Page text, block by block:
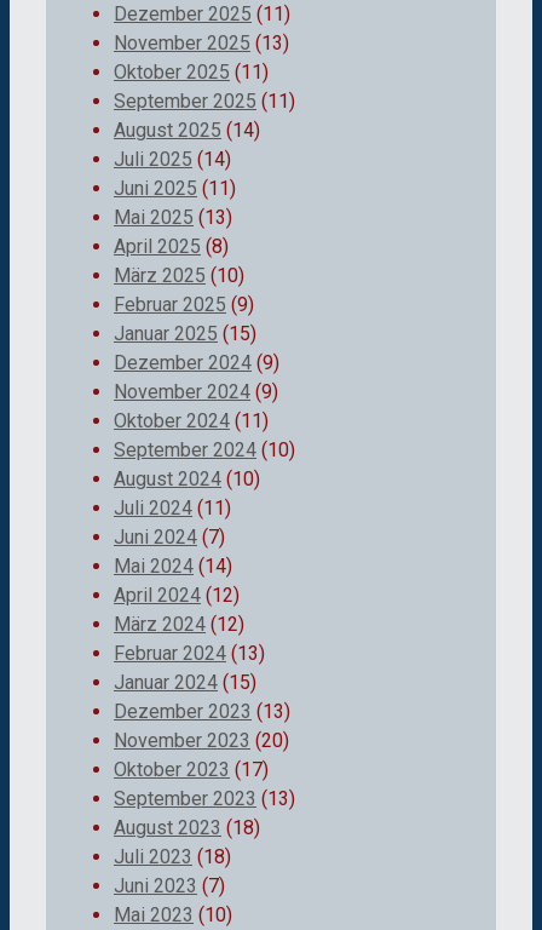
Dezember 2025 (11)
November 2025 (13)
Oktober 2025 (11)
September 2025 (11)
August 2025 (14)
Juli 2025 (14)
Juni 2025 (11)
Mai 2025 (13)
April 2025 (8)
März 2025 (10)
Februar 2025 (9)
Januar 2025 (15)
Dezember 2024 (9)
November 2024 (9)
Oktober 2024 (11)
September 2024 (10)
August 2024 (10)
Juli 2024 (11)
Juni 2024 (7)
Mai 2024 (14)
April 2024 (12)
März 2024 (12)
Februar 2024 (13)
Januar 2024 (15)
Dezember 2023 (13)
November 2023 (20)
Oktober 2023 (17)
September 2023 (13)
August 2023 (18)
Juli 2023 (18)
Juni 2023 (7)
Mai 2023 (10)